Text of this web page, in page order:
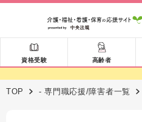
資格受験 高齢者
TOP - 専門職応援/障害者一覧